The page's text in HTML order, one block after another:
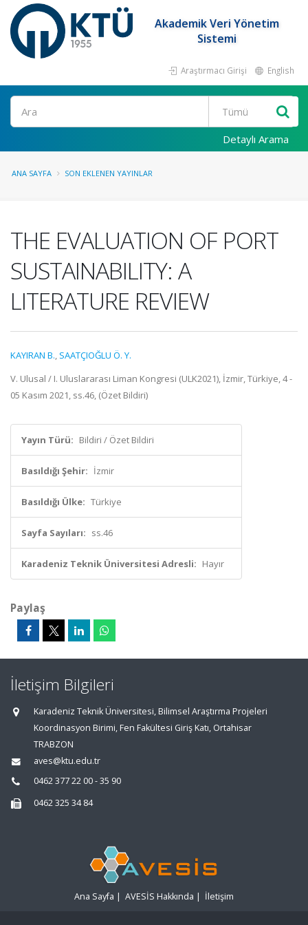
Akademik Veri Yönetim
Sistemi
Araştırmacı Girişi English
Ara
Detaylı Arama
ANA SAYFA SON EKLENEN YAYINLAR
THE EVALUATION OF PORT
SUSTAINABILITY: A
LITERATURE REVIEW
KAYIRAN B., SAATÇIOĞLU Ö. Y.
V. Ulusal / I. Uluslararası Liman Kongresi (ULK2021), İzmir, Türkiye, 4 -
05 Kasım 2021, ss.46, (Özet Bildiri)
Yayın Türü: Bildiri / Özet Bildiri
Basıldığı Şehir: İzmir
Basıldığı Ülke: Türkiye
Sayfa Sayıları: ss.46
Karadeniz Teknik Üniversitesi Adresli: Hayır
Paylaş
İletişim Bilgileri
Karadeniz Teknik Üniversitesi, Bilimsel Araştırma Projeleri
Koordinasyon Birimi, Fen Fakültesi Giriş Katı, Ortahisar
TRABZON
aves@ktu.edu.tr
0462 377 22 00 - 35 90
0462 325 34 84
Ana Sayfa | AVESİS Hakkında | İletişim